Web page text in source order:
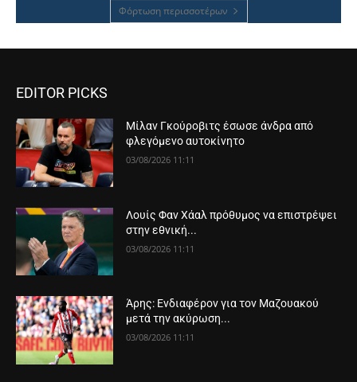
Φόρτωση περισσοτέρων
EDITOR PICKS
Μίλαν Γκούροβιτς έσωσε άνδρα από
φλεγόμενο αυτοκίνητο
03/08/2026 11:11
Λουίς Φαν Χάαλ πρόθυμος να επιστρέψει
στην εθνική...
03/08/2026 11:11
Άρης: Ενδιαφέρον για τον Μαζουακού
μετά την ακύρωση...
03/08/2026 11:11